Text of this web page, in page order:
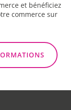
et bénéficiez
commerce sur